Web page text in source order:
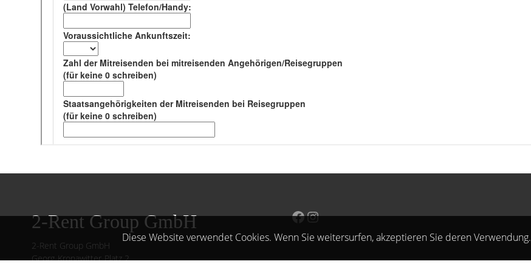
2-Rent Group GmbH
2-Rent Group GmbH
Georg-Kronawitter-Platz 2
Facebook
Instagram
Diese Website verwendet Cookies. Wenn Sie weitersurfen, akzeptieren Sie deren Verwendung.